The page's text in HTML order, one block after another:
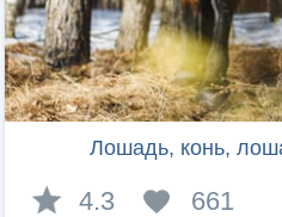
Лошадь, конь,
4.3 661